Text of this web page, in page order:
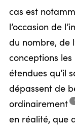
cas est
l’occasion de
du nombre, de
conceptions
étendues qu’il
dépassent de
ordinairement
en réalité, que